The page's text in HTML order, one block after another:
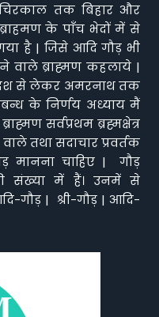
तक बिहार और
ब्राहमण के पाँच भेदों में से
है | जिसे आदि गौड़ भी
ब्राह्मण कहलाये |
से लेकर अमरनाथ तक
के निर्णय अध्याय मैं
सर्वप्रथम ब्रह्मक्षेत्र
तथा सदाचार प्रवर्तक
मानना चाहिए | गौड़
संख्या में हैं। उनमें से
गौड़ | श्री-गौड़ | आदि-